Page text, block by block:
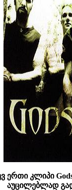
ერთი კლიპი
აუცილებლად